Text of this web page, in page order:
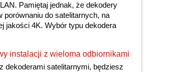
Pamiętaj jednak, że dekodery
do satelitarnych, na
jakości 4K. Wybór typu dekodera
instalacji z wieloma odbiornikami
dekoderami satelitarnymi, będziesz